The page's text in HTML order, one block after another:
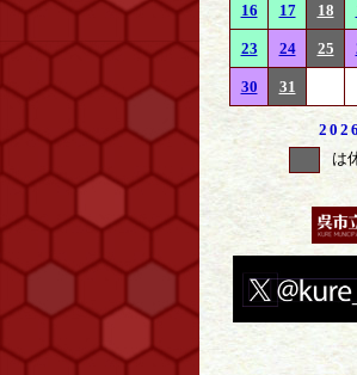
16 17 18
23 24 25
30 31
は